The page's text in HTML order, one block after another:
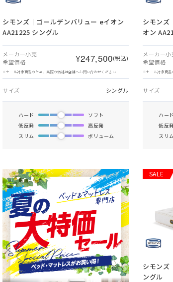
シモンズ｜ゴールデンバリュー eイオン
AA21225 シングル
メーカー小売
希望価格
¥247,500(税込)
※セール対象商品のため、実際の価格は店舗へお問い合わせください
サイズ シングル
ハード
ソフト
低反発
高反発
スリム
ボリューム
シモンズ
オン
メーカー小
希望価格
※セール対象商品
サイズ
ハード
低反
スリ
SALE
シモンズ
ングル